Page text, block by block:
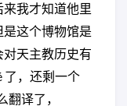
我才知道他里
这个博物馆是
天主教历史有
了，还剩一个
译了，